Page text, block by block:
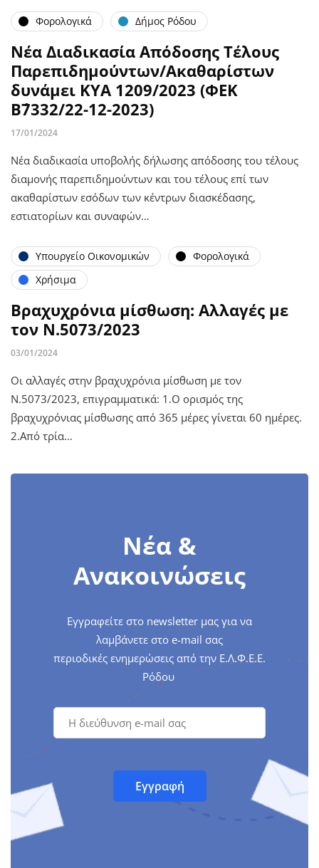
Φορολογικά Δήμος Ρόδου
Νέα Διαδικασία Απόδοσης Τέλους
Παρεπιδημούντων/Ακαθαρίστων
δυνάμει ΚΥΑ 1209/2023 (ΦΕΚ
Β΄7332/22-12-2023)
17/01/2024
Νέα διαδικασία υποβολής δήλωσης απόδοσης του τέλους
διαμονής παρεπιδημούντων και του τέλους επί των
ακαθαρίστων εσόδων των κέντρων διασκέδασης,
εστιατορίων και συναφών…
Υπουργείο Οικονομικών
Φορολογικά
Χρήσιμα
Βραχυχρόνια μίσθωση: Αλλαγές με
τον Ν.5073/2023
03/01/2024
Οι αλλαγές στην βραχυχρόνια μίσθωση με τον
Ν.5073/2023, επιγραμματικά: 1.Ο ορισμός της
βραχυχρόνιας μίσθωσης από 365 μέρες γίνεται 60 ημέρες.
2.Από τρία…
Νέα &
Ανακοινώσεις
Εγγραφείτε στο newsletter μας για να
λαμβάνετε στο e-mail σας
περιοδικές ενημερώσεις από την Ε.Λ.Φ.Ε.Ε.
Ρόδου